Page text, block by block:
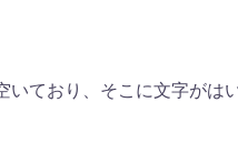
いており、そこに文字がは